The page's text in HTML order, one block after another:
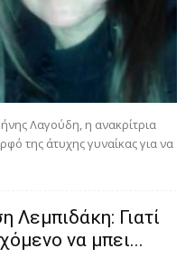
Λαγούδη, η ανακρίτρια
της άτυχης γυναίκας για να
Λεμπιδάκη: Γιατί
να μπει...